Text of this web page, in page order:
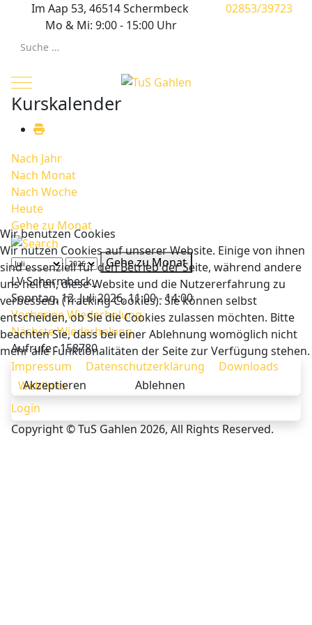
Im Aap 53, 46514 Schermbeck
02853/39723
Mo & Mi: 9:00 - 15:00 Uhr
Suchen
Mobile Menu Toggle
Kurskalender
Nach Jahr
Nach Monat
Nach Woche
Heute
Gehe zu Monat
Gehe zu Monat
LV Schermbeck_
Sonntag, 12. Juli 2026, 11:00 - 14:00
Vorherige Wiederholung
Nächste Wiederholung
Aufrufe: 158780
Impressum
Datenschutzerklärung
Downloads
Weblinks
Login
Copyright © TuS Gahlen 2026, All Rights Reserved.
Wir benutzen Cookies
Wir nutzen Cookies auf unserer Website. Einige von ihnen
sind essenziell für den Betrieb der Seite, während andere
uns helfen, diese Website und die Nutzererfahrung zu
verbessern (Tracking Cookies). Sie können selbst
entscheiden, ob Sie die Cookies zulassen möchten. Bitte
beachten Sie, dass bei einer Ablehnung womöglich nicht
mehr alle Funktionalitäten der Seite zur Verfügung stehen.
Akzeptieren Ablehnen